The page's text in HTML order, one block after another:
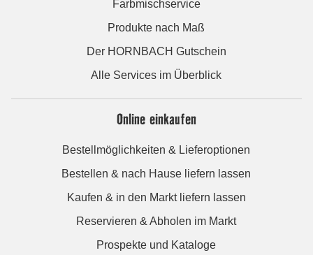
Farbmischservice
Produkte nach Maß
Der HORNBACH Gutschein
Alle Services im Überblick
Online einkaufen
Bestellmöglichkeiten & Lieferoptionen
Bestellen & nach Hause liefern lassen
Kaufen & in den Markt liefern lassen
Reservieren & Abholen im Markt
Prospekte und Kataloge